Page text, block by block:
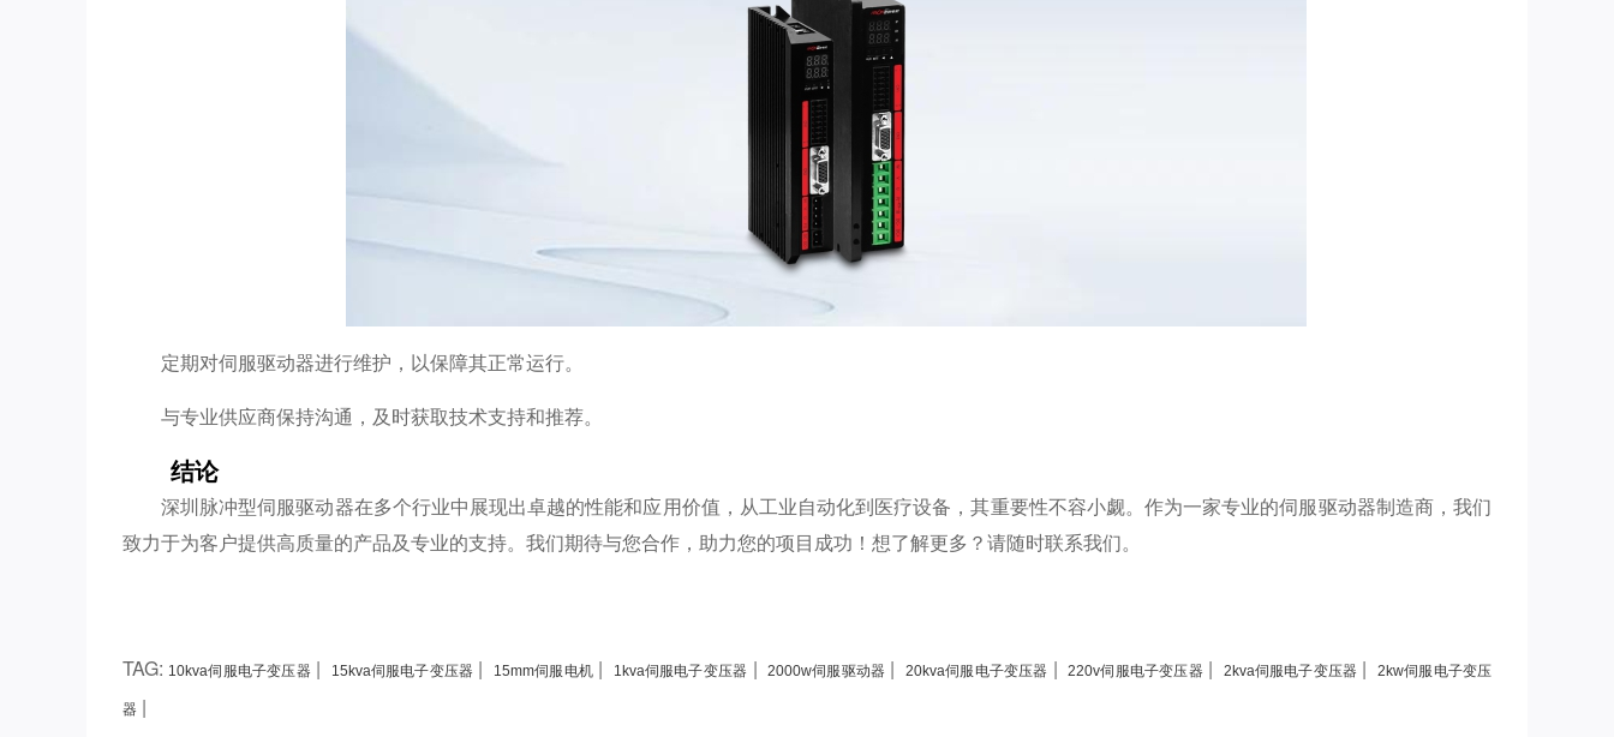
定期对伺服驱动器进行维护，以保障其正常运行。
与专业供应商保持沟通，及时获取技术支持和推荐。
结论
深圳脉冲型伺服驱动器在多个行业中展现出卓越的性能和应用价值，从工业自动化到医疗设备，其重要性不容小觑。作为一家专业的伺服驱动器制造商，我们
致力于为客户提供高质量的产品及专业的支持。我们期待与您合作，助力您的项目成功！想了解更多？请随时联系我们。
TAG: 10kva伺服电子变压器| 15kva伺服电子变压器 | 15mm伺服电机| 1kva伺服电子变压器 | 2000w伺服驱动器 | 20kva伺服电子变压器 |220v伺服电子变压器| 2kva伺服电子变压器 | 2kw伺服电子变压
器 |